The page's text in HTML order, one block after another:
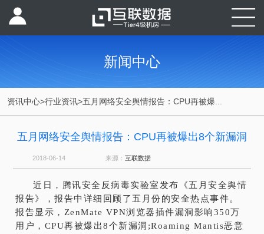
新闻中心
资讯中心>行业资讯>五月网络安全舆情报告：CPU再被爆...
五月网络安全舆情报告：CPU再被爆出8个新漏洞
2018-06-14 来源： 互联数据
近日，腾讯安全反病毒实验室发布《五月安全舆情
报告》，报告中详细回顾了五月份的安全热点事件。
报告显示，ZenMate VPN浏览器插件漏洞影响350万
用户，CPU再被爆出8个新漏洞;Roaming Mantis恶意